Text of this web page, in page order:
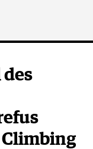
des
Climbing